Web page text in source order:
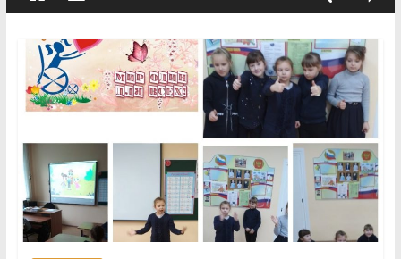
мероприятии «Сохраним
первоцветы!»
В вольере Воронинского
заповедника родились крапчатые
суслики